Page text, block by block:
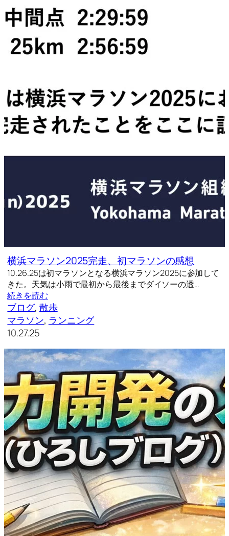
横浜マラソン2025完走、初マラソンの感想
10.26.25は初マラソンとなる横浜マラソン2025に参加して
きた。天気は小雨で最初から最後までダイソーの透…
続きを読む
ブログ, 散歩
マラソン, ランニング
10.27.25